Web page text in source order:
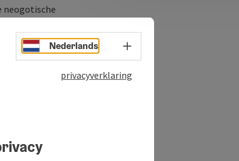
neogotische
met een
Nederlands Taalkeuze - menu openen
privacyverklaring